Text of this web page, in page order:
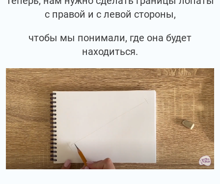
с правой и с левой стороны,
чтобы мы понимали, где она будет
находиться.